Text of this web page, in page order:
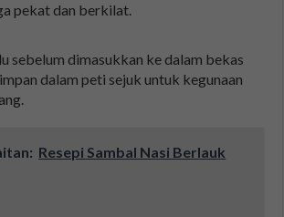
pekat dan berkilat.
sebelum dimasukkan ke dalam bekas
dalam peti sejuk untuk kegunaan
Resepi Sambal Nasi Berlauk